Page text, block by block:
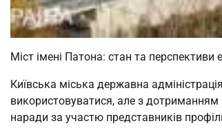
Міст імені Патона: стан та перспективи
Київська міська державна
використовуватися, але з
наради за участю представників